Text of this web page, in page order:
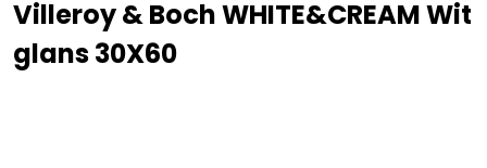
Villeroy & Boch WHITE&CREAM Wit
glans 30X60